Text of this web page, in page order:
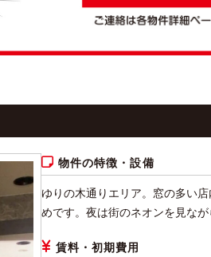
物件の特徴・設備
ゆりの木通りエリア。窓の多い
めです。夜は街のネオンを見な
賃料・初期費用